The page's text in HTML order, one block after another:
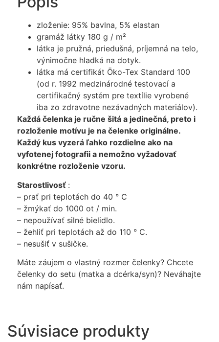
zloženie: 95% bavlna, 5% elastan
gramáž látky 180 g / m²
látka je pružná, priedušná, príjemná na telo,
výnimočne hladká na dotyk.
látka má certifikát Öko-Tex Standard 100
(od r. 1992 medzinárodné testovací a
certifikačný systém pre textílie vyrobené
iba zo zdravotne nezávadných materiálov).
Každá čelenka je ručne šitá a jedinečná, preto i
rozloženie motívu je na čelenke originálne.
Každý kus vyzerá ľahko rozdielne ako na
vyfotenej fotografii a nemožno vyžadovať
konkrétne rozloženie vzoru.
Starostlivosť :
– prať pri teplotách do 40 ° C
– žmýkať do 1000 ot / min.
– nepoužívať silné bielidlo.
– žehliť pri teplotách až do 110 ° C.
– nesušiť v sušičke.
Máte záujem o vlastný rozmer čelenky? Chcete
čelenky do setu (matka a dcérka/syn)? Neváhajte
nám napísať.
Súvisiace produkty